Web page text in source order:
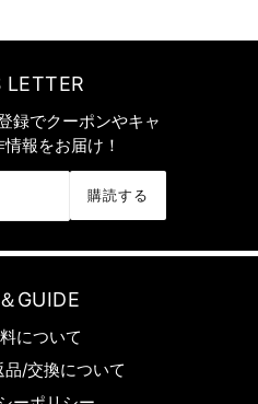
LETTER
録でクーポンやキャ
報をお届け！
購読する
GUIDE
について
/交換について